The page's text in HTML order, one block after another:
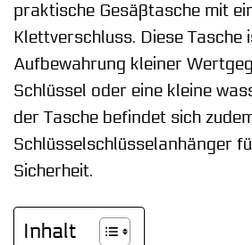
praktische Gesäßtasche mit
Klettverschluss. Diese Tasche
Aufbewahrung kleiner
Schlüssel oder eine kleine
der Tasche befindet sich
Schlüsselschlüsselanhänger
Sicherheit.
Inhalt